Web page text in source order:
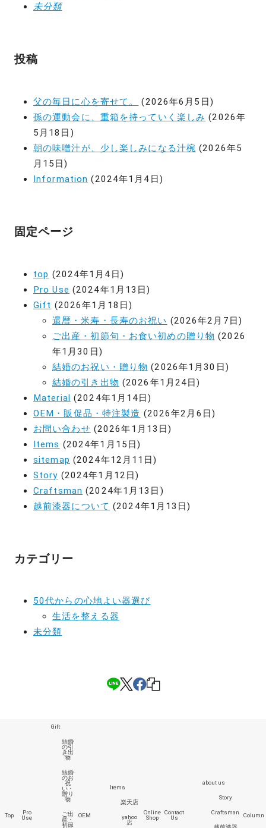
未分類
投稿
父の毎日に心を寄せて。
(2026年6月5日)
孫の運動会に、重箱を持っていく楽しみ (2026年
5月18日)
朝の味噌汁が、少し楽しみになる汁椀 (2026年5
月15日)
Information (2024年1月4日)
固定ページ
top (2024年1月4日)
Pro Use (2024年1月13日)
Gift (2026年1月18日)
還暦・米寿・長寿のお祝い (2026年2月7日)
ご出産・初節句・お食い初めの贈り物 (2026
年1月30日)
結婚のお祝い・贈り物 (2026年1月30日)
結婚の引き出物 (2026年1月24日)
Material (2024年1月14日)
OEM・販促品・特注製造 (2026年2月6日)
お問い合わせ (2026年1月13日)
Items (2024年1月15日)
sitemap (2024年12月11日)
Story (2024年1月12日)
Craftsman (2024年1月13日)
越前漆器について (2024年1月13日)
カテゴリー
50代からの心地よい器選び
生活を整える器
未分類
Top
Pro
Use
Gift
結婚
の引
き出
物
結婚
のお
祝
い・
贈り
物
ご出
産・
初節
OEM
Items
楽天店
yahoo
店
Online
Shop
Contact
Us
about us
Story
Craftsman Column